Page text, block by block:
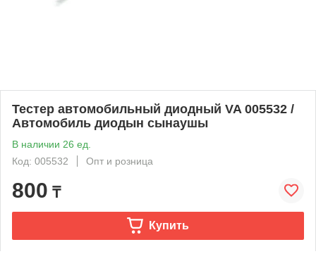
Тестер автомобильный диодный VA 005532 /
Автомобиль диодын сынаушы
В наличии 26 ед.
Код: 005532
Опт и розница
800 ₸
Купить